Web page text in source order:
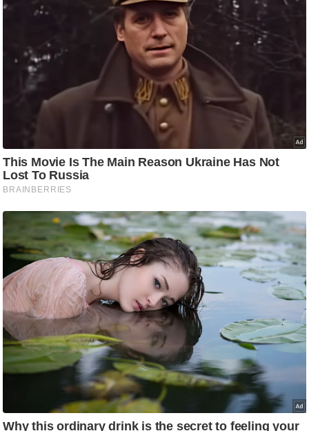
a
N
e
w
फ
स्टा
इ
ल
टे
क्नॉ
लॉ
टी